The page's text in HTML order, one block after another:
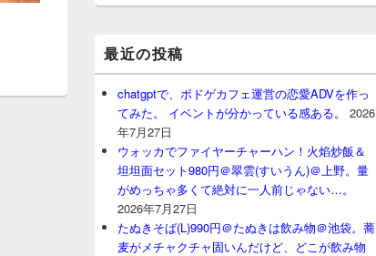
最近の投稿
chatgptで、ボドゲカフェ運営の恋愛ADVを作っ
てみた。 イベントが分かっている感ある。
2026
年7月27日
ウォッカでファイヤーチャーハン！火焰炒飯＆
坦坦面セット980円＠翠雲(すいうん)＠上野。量
がめっちゃ多くて絶対に一人前じゃない…。
2026年7月27日
たぬきそば(L)990円＠たぬきは飲み物＠池袋。蕎
麦がメチャクチャ固いんだけど、どこが飲み物